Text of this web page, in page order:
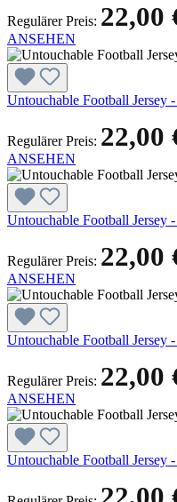
Regulärer Preis: 22,00
ANSEHEN
Untouchable Football Jersey
Regulärer Preis: 22,00
ANSEHEN
Untouchable Football Jersey
Regulärer Preis: 22,00
ANSEHEN
Untouchable Football Jersey
Regulärer Preis: 22,00
ANSEHEN
Untouchable Football Jersey